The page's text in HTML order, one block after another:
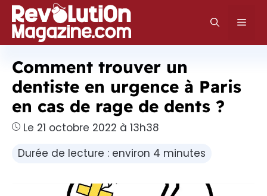
Aller
au
contenu
Comment trouver un
dentiste en urgence à Paris
en cas de rage de dents ?
Le 21 octobre 2022 à 13h38
Durée de lecture : environ 4 minutes